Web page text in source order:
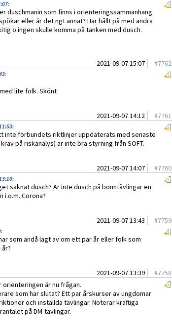
:
duschmanin som finns i orienteringssammanhang.
eller är det ngt annat? Har hållt på med andra
o ingen skulle komma på tanken med dusch.
2021-09-07 15:07 #7762
:
lite folk. Skönt
2021-09-07 14:12 #7761
:
inte förbundets riktlinjer uppdaterats med senaste
på riskanalys) är inte bra styrning från SOFT.
2021-09-07 14:07 #7760
:
saknat dusch? Är inte dusch på bonntävlingar en
i.o.m. Corona?
2021-09-07 13:43 #7759
:
som ändå lagt av om ett par år eller folk som
2021-09-07 13:39 #7758
är nu frågan.
som har slutat? Ett par årskurser av ungdomar
och inställda tävlingar. Noterar kraftiga
på DM-tävlingar.